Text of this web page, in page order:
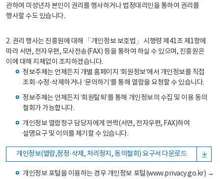
관하여 미성년자 본인이 권리를 행사하거나 법정대리인을 통하여 권리를
행사할 수도 있습니다.
2. 권리 행사는 진흥원에 대해 「개인정보 보호법」 시행령 제41조 제1항에
따라 서면, 전자우편, 모사전송(FAX) 등을 통하여 하실 수 있으며, 진흥원은
이에 대해 지체없이 조치하겠습니다.
정보주체는 언제든지 개별 홈페이지 ‘회원정보’에서 개인정보를 직접
조회·수정·삭제하거나 ‘문의하기’를 통해 열람을 요청할 수 있습니다.
정보주체는 언제든지 ‘회원탈퇴’를 통해 개인정보의 수집 및 이용 동의
철회가 가능합니다.
개인정보 열람청구 담당자에게 연락(서면, 전자우편, FAX)하여
설명요구 및 이의를 제기할 수 있습니다.
개인정보(열람,정정·삭제, 처리정지, 동의철회) 요구서 다운로드
개인정보 포털을 이용하는 경우 개인정보 포털(www.privacy.go.kr) →